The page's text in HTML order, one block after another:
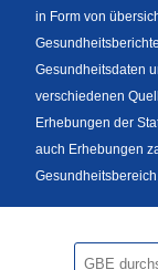
Fußzeile
in Form von
Gesundheitsdaten
verschiedenen
Erhebungen der
auch Erhebungen